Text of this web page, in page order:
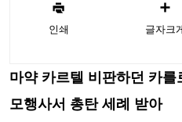
인쇄 글자크
마약 카르텔 비판하던 카
모행사서 총탄 세례 받아